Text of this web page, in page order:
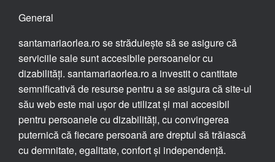
General
santamariaorlea.ro se străduiește să se asigure că
serviciile sale sunt accesibile persoanelor cu
dizabilități. santamariaorlea.ro a investit o cantitate
semnificativă de resurse pentru a se asigura că site-ul
său web este mai ușor de utilizat și mai accesibil
pentru persoanele cu dizabilități, cu convingerea
puternică că fiecare persoană are dreptul să trăiască
cu demnitate, egalitate, confort și independență.